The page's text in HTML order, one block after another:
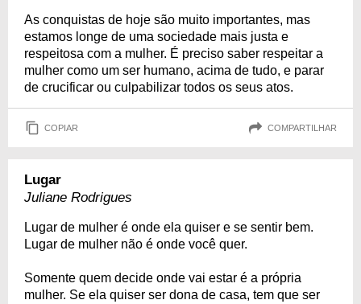
As conquistas de hoje são muito importantes, mas
estamos longe de uma sociedade mais justa e
respeitosa com a mulher. É preciso saber respeitar a
mulher como um ser humano, acima de tudo, e parar
de crucificar ou culpabilizar todos os seus atos.
COPIAR COMPARTILHAR
Lugar
Juliane Rodrigues
Lugar de mulher é onde ela quiser e se sentir bem.
Lugar de mulher não é onde você quer.
Somente quem decide onde vai estar é a própria
mulher. Se ela quiser ser dona de casa, tem que ser